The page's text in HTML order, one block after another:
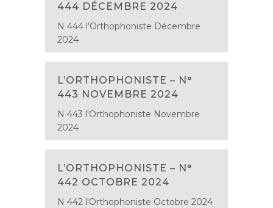
444 DÉCEMBRE 2024
N 444 l'Orthophoniste Décembre
2024
L’ORTHOPHONISTE – N°
443 NOVEMBRE 2024
N 443 l'Orthophoniste Novembre
2024
L’ORTHOPHONISTE – N°
442 OCTOBRE 2024
N 442 l'Orthophoniste Octobre 2024